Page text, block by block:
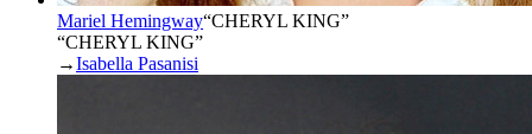
Mariel Hemingway“CHERYL KING”
“CHERYL KING”
→Isabella Pasanisi